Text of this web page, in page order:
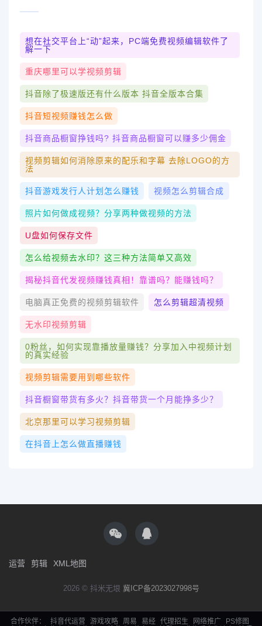
想在社交平台上“动”起来，PC端免费视频编辑软件了
解一下
重庆哪里可以学视频剪辑
抖音除了极速版还有什么版本 抖音全版本合集
抖音短视频赚钱怎么做
抖音商品橱窗挣钱吗? 抖音商品橱窗可以赚多少佣金
视频剪辑如何消除原来的配乐和字幕 去除LOGO的方
法
抖音游戏发行人计划怎么赚钱 视频怎么剪辑合成
照片如何做成视频？分享两种做视频的方法
U盘如何保存文件
怎么给视频去水印？这三种方法简单又高效
揭秘抖音代发视频赚钱真相！靠谱吗？能赚钱吗？
电脑真正免费的视频剪辑软件 怎么剪辑超清视频
无水印视频剪辑
0粉丝，如何实现靠播放量赚钱？分享加入中视频计划
的真实经验
视频剪辑需要用到哪些软件
抖音橱窗带货有多火？抖音带货一个月能挣多少？
北京那里可以学习视频剪辑
在抖音上怎么做直播赚钱
运营 剪辑 XML地图
2026 © 抖米无垠 冀ICP备2023027998号
合作伙伴： 抖音代运营 游戏攻略 周易 易经 代理招生 网络推广
PS修图